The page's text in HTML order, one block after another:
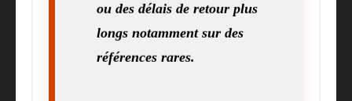
ou des délais de retour plus
longs notamment sur des
références rares.